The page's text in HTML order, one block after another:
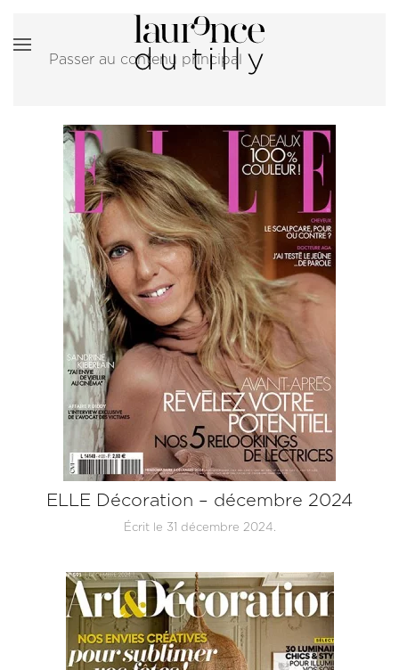
Passer au contenu principal
ELLE Décoration – décembre 2024
Écrit le 31 décembre 2024.